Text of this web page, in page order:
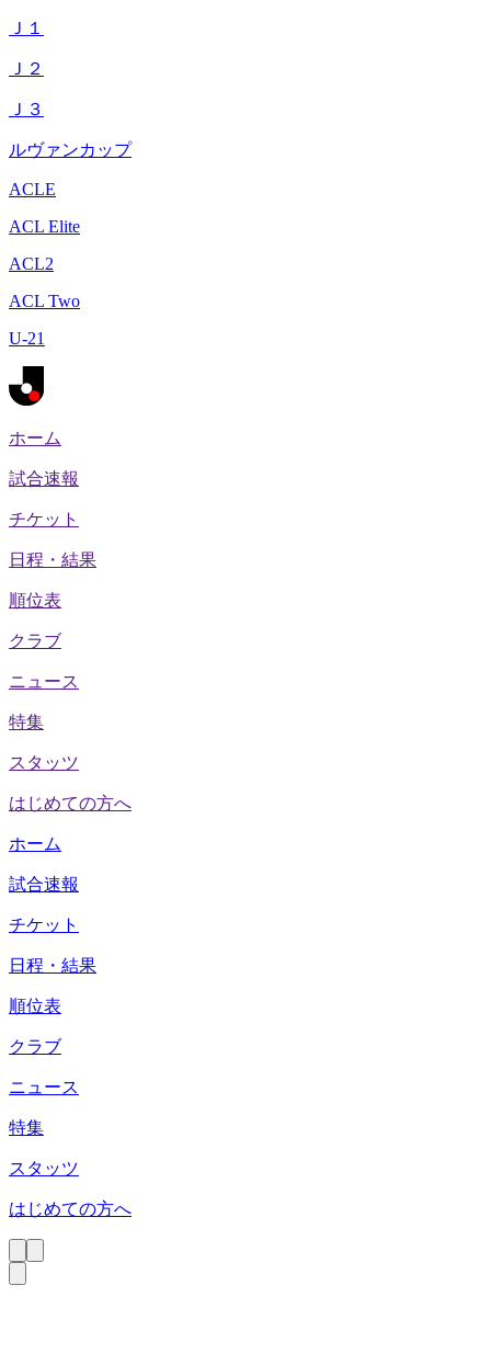
Ｊ１
Ｊ２
Ｊ３
ルヴァンカップ
ACLE
ACL Elite
ACL2
ACL Two
U-21
ホーム
試合速報
チケット
日程・結果
順位表
クラブ
ニュース
特集
スタッツ
はじめての方へ
ホーム
試合速報
チケット
日程・結果
順位表
クラブ
ニュース
特集
スタッツ
はじめての方へ